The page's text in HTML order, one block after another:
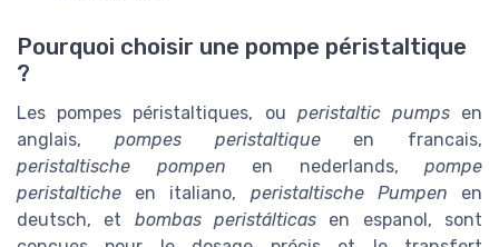
Pourquoi choisir une pompe péristaltique
?
Les pompes péristaltiques, ou peristaltic pumpsen
anglais, pompes peristaltiqueen francais,
peristaltische pompen en nederlands, pompe
peristaltiche en italiano, peristaltische Pumpen en
deutsch, et bombas peristálticas en espanol, sont